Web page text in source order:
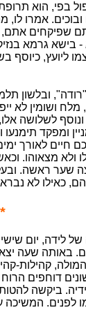
בפי, הוא
ובוכים. אמרו
שפיקחים אתם,
- בישא גרמא
ליועץ, כיוסף
ובלשון
ושומין לא
לשלושה
ומפקד תימנעו
חיים לאורך
לו ולא מצאוהו.
שער ראשה.
כאילו לא
לידה, יום שישי
באותה שעה
קהילות-
דוחפים
ביקשה
לפנים.